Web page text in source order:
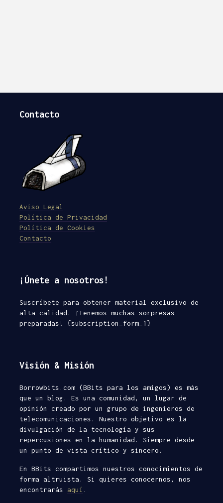
Contacto
Aviso Legal
Política de Privacidad
Política de Cookies
Contacto
¡Únete a nosotros!
Suscríbete para obtener material exclusivo de
alta calidad. ¡Tenemos muchas sorpresas
preparadas! {subscription_form_1}
Visión & Misión
Borrowbits.com (BBits para los amigos) es más
que un blog. Es una comunidad, un lugar de
opinión creado por un grupo de ingenieros de
telecomunicaciones. Nuestro objetivo es la
divulgación de la tecnología y sus
repercusiones en la humanidad. Siempre desde
un punto de vista crítico y sincero.
En BBits compartimos nuestros conocimientos de
forma altruista. Si quieres conocernos, nos
encontrarás aquí .